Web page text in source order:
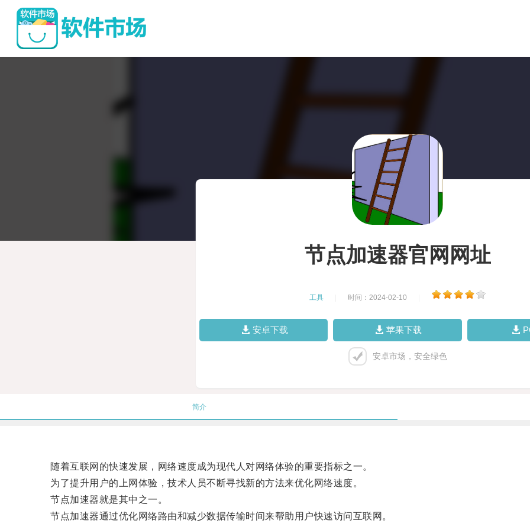
节点加速器官网网址
工具 时间：2024-02-10
安卓下载 苹果下载
安卓市场，安全绿色
简介
随着互联网的快速发展，网络速度成为现代人对网络体验的重要指标之一。
为了提升用户的上网体验，技术人员不断寻找新的方法来优化网络速度。
节点加速器就是其中之一。
节点加速器通过优化网络路由和减少数据传输时间来帮助用户快速访问互联网。